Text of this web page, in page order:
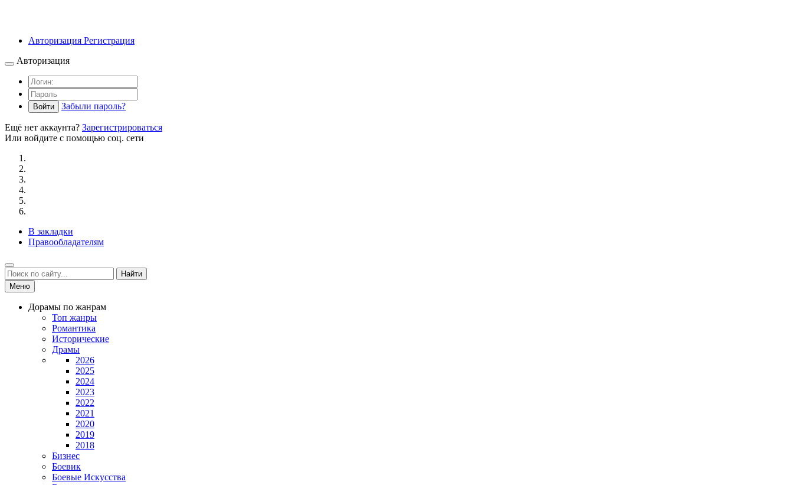
Авторизация Регистрация
Авторизация
Войти Забыли пароль?
Ещё нет аккаунта? Зарегистрироваться
Или войдите с помощью соц. сети
В закладки
Правообладателям
Найти
Меню
Дорамы по жанрам
Топ жанры
Романтика
Исторические
Драмы
2026
2025
2024
2023
2022
2021
2020
2019
2018
Бизнес
Боевик
Боевые Искусства